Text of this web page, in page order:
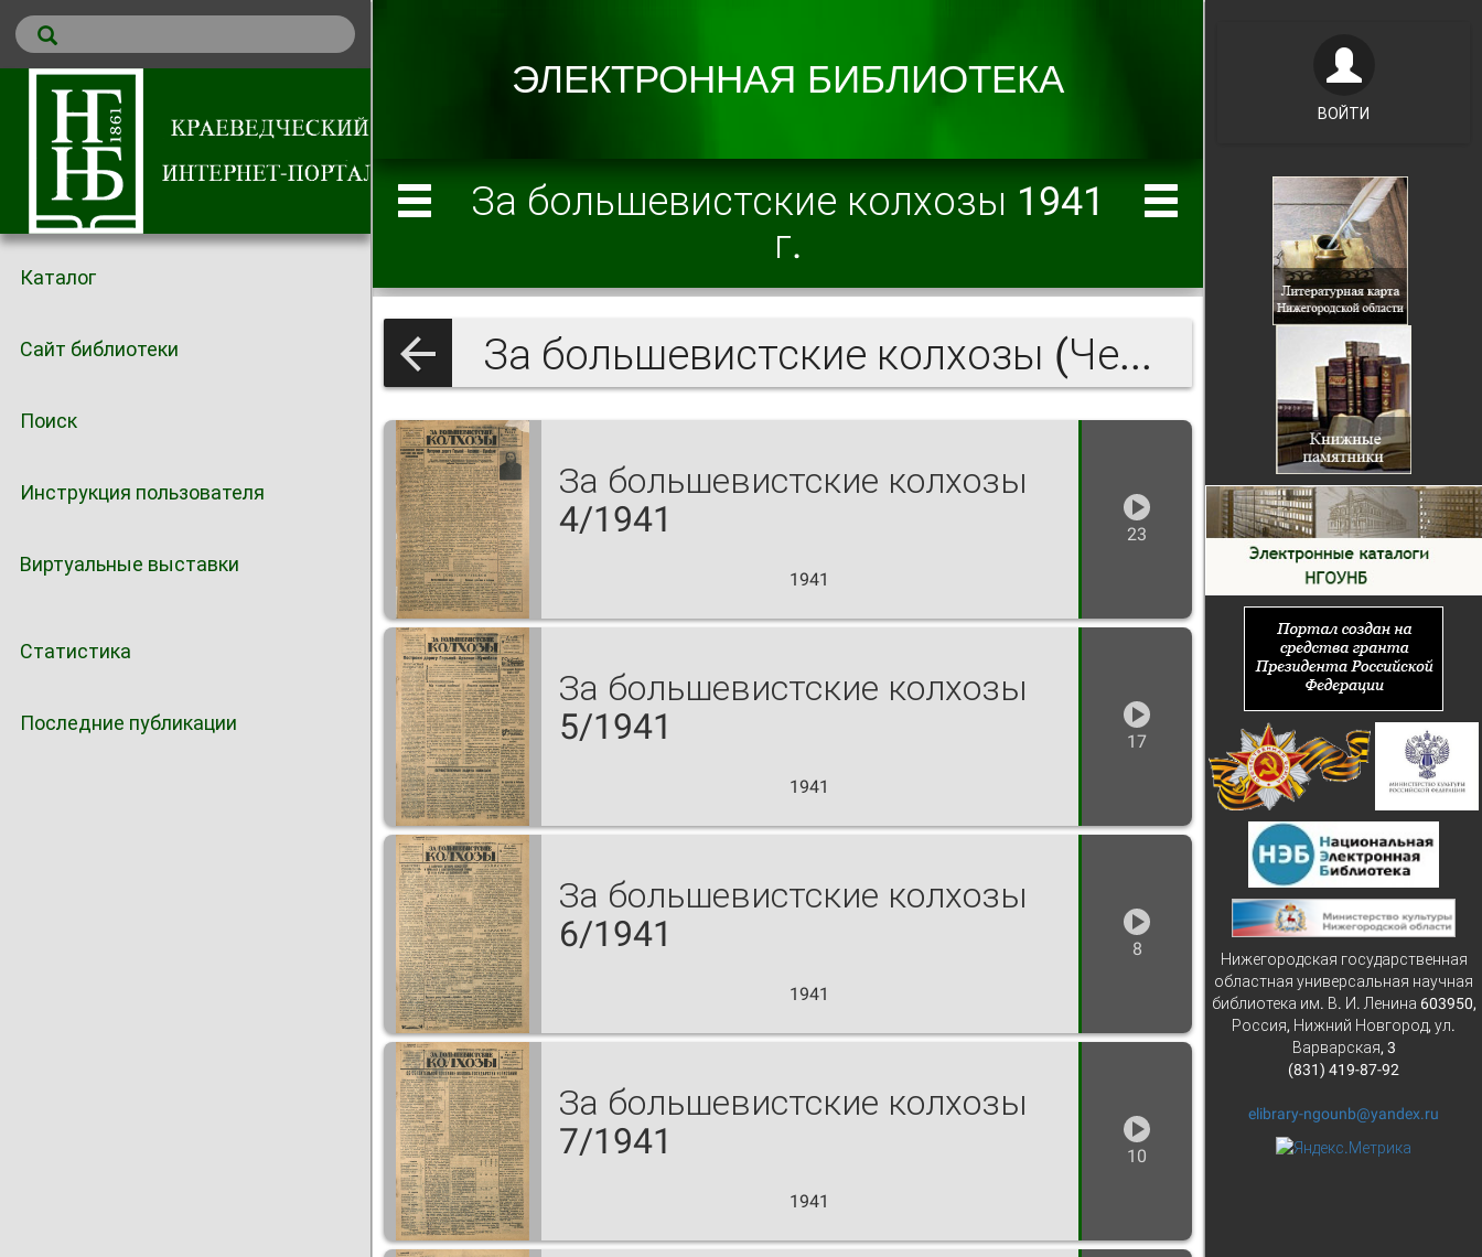
Каталог
Сайт библиотеки
Поиск
Инструкция пользователя
Виртуальные выставки
Статистика
Последние публикации
За большевистские колхозы 1941
г.
За большевистские колхозы (Чернухинский район)
За большевистские колхозы
4/1941
1941
23
За большевистские колхозы
5/1941
1941
17
За большевистские колхозы
6/1941
1941
8
За большевистские колхозы
7/1941
1941
10
ВОЙТИ
Нижегородская государственная
областная универсальная научная
библиотека им. В. И. Ленина 603950,
Россия, Нижний Новгород, ул.
Варварская, 3
(831) 419-87-92
elibrary-ngounb@yandex.ru